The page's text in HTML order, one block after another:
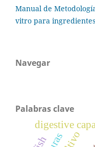
Manual de
vitro para
Navegar
Palabras clave
digestive